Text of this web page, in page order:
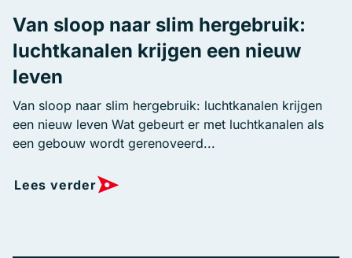
Van sloop naar slim hergebruik:
luchtkanalen krijgen een nieuw
leven
Van sloop naar slim hergebruik: luchtkanalen krijgen
een nieuw leven Wat gebeurt er met luchtkanalen als
een gebouw wordt gerenoveerd...
Lees verder